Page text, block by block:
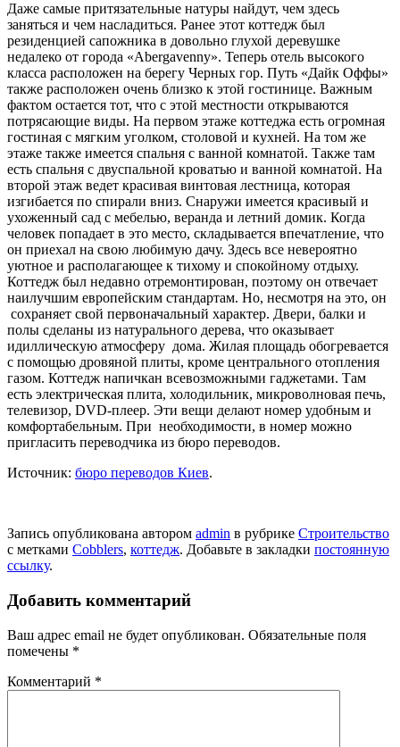
Даже самые притязательные натуры найдут, чем здесь
заняться и чем насладиться. Ранее этот коттедж был
резиденцией сапожника в довольно глухой деревушке
недалеко от города «Abergavenny». Теперь отель высокого
класса расположен на берегу Черных гор. Путь «Дайк Оффы»
также расположен очень близко к этой гостинице. Важным
фактом остается тот, что с этой местности открываются
потрясающие виды. На первом этаже коттеджа есть огромная
гостиная с мягким уголком, столовой и кухней. На том же
этаже также имеется спальня с ванной комнатой. Также там
есть спальня с двуспальной кроватью и ванной комнатой. На
второй этаж ведет красивая винтовая лестница, которая
изгибается по спирали вниз. Снаружи имеется красивый и
ухоженный сад с мебелью, веранда и летний домик. Когда
человек попадает в это место, складывается впечатление, что
он приехал на свою любимую дачу. Здесь все невероятно
уютное и располагающее к тихому и спокойному отдыху.
Коттедж был недавно отремонтирован, поэтому он отвечает
наилучшим европейским стандартам. Но, несмотря на это, он
сохраняет свой первоначальный характер. Двери, балки и
полы сделаны из натурального дерева, что оказывает
идиллическую атмосферу дома. Жилая площадь обогревается
с помощью дровяной плиты, кроме центрального отопления
газом. Коттедж напичкан всевозможными гаджетами. Там
есть электрическая плита, холодильник, микроволновая печь,
телевизор, DVD-плеер. Эти вещи делают номер удобным и
комфортабельным. При необходимости, в номер можно
пригласить переводчика из бюро переводов.
Источник: бюро переводов Киев.
Запись опубликована автором admin в рубрике Строительство
с метками Cobblers, коттедж. Добавьте в закладки постоянную
ссылку.
Добавить комментарий
Ваш адрес email не будет опубликован. Обязательные поля
помечены *
Комментарий *